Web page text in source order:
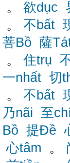
。 欲dục
。 不bất
菩Bồ 薩
。 住trụ
一nhất 切
。 不bất
乃nãi 至
Bồ 提Đề
心tâm 。